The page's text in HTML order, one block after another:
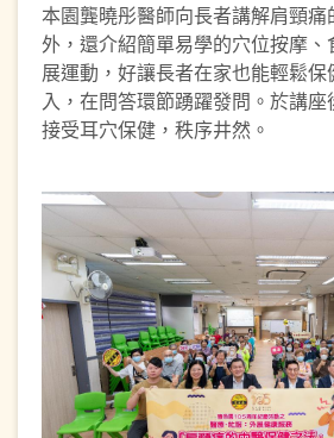
本園龔曉彤醫師向長者講解肩頸
外，還介紹簡單易學的穴位按摩
展運動，好讓長者在家也能輕鬆
入，在問答環節踴躍發問。於講
接受耳穴保健，秩序井然。